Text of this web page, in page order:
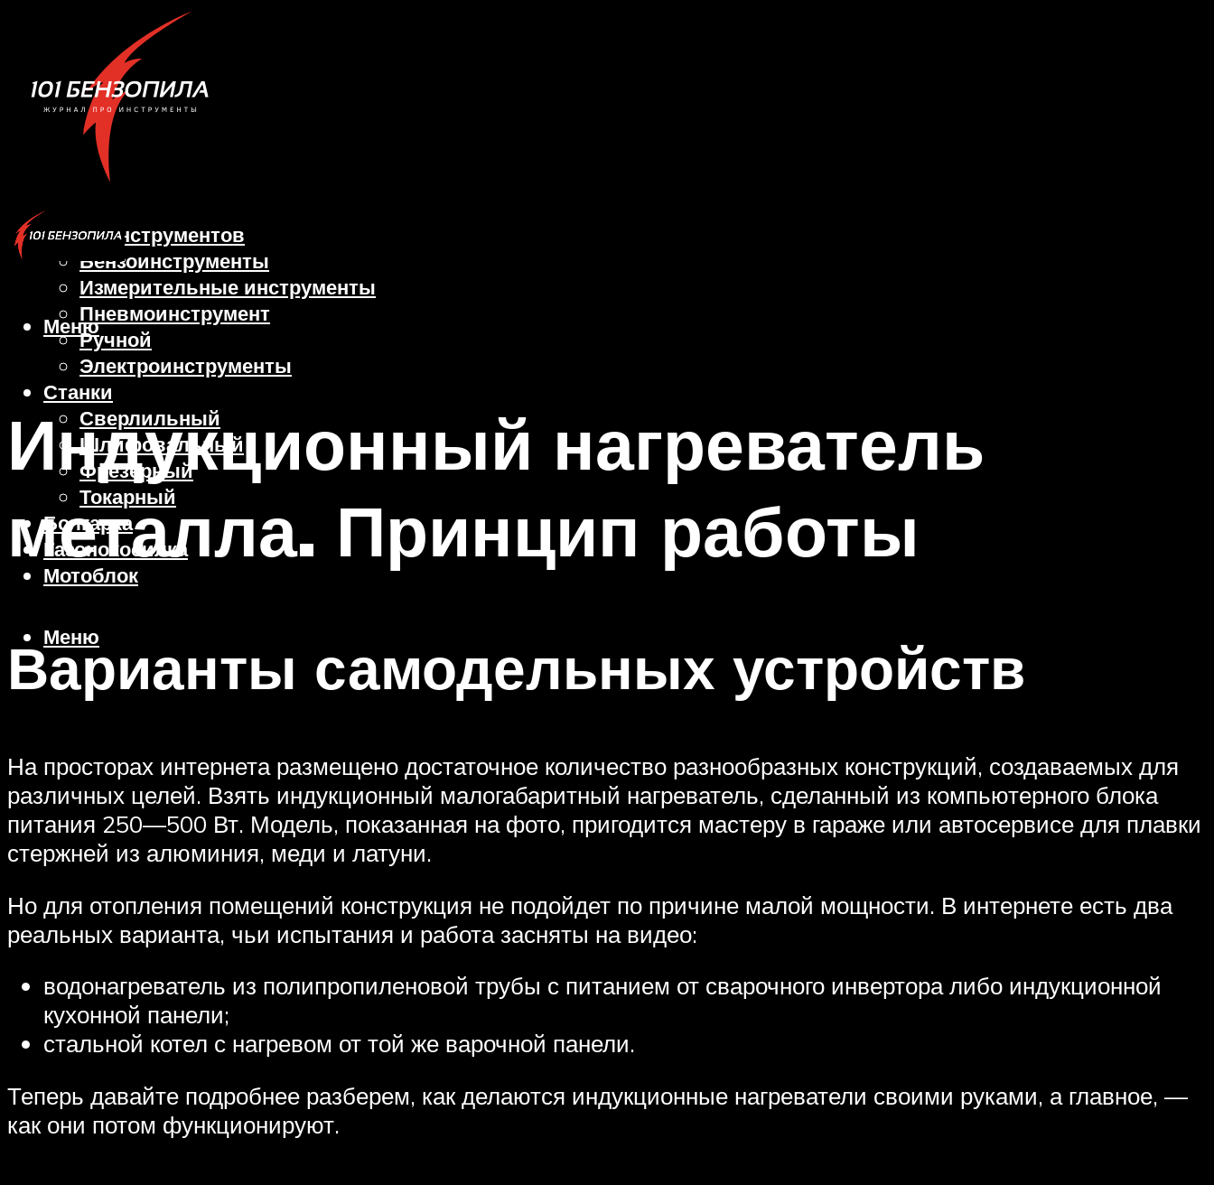
Виды инструментов
Бензоинструменты
Измерительные инструменты
Пневмоинструмент
Ручной
Электроинструменты
Станки
Сверлильный
Шлифовальный
Фрезерный
Токарный
Болгарка
Газонокосилка
Мотоблок
Меню
Меню
Индукционный нагреватель
металла. Принцип работы
Варианты самодельных устройств
На просторах интернета размещено достаточное количество разнообразных конструкций, создаваемых для
различных целей. Взять индукционный малогабаритный нагреватель, сделанный из компьютерного блока
питания 250—500 Вт. Модель, показанная на фото, пригодится мастеру в гараже или автосервисе для плавки
стержней из алюминия, меди и латуни.
Но для отопления помещений конструкция не подойдет по причине малой мощности. В интернете есть два
реальных варианта, чьи испытания и работа засняты на видео:
водонагреватель из полипропиленовой трубы с питанием от сварочного инвертора либо индукционной
кухонной панели;
стальной котел с нагревом от той же варочной панели.
Теперь давайте подробнее разберем, как делаются индукционные нагреватели своими руками, а главное, —
как они потом функционируют.